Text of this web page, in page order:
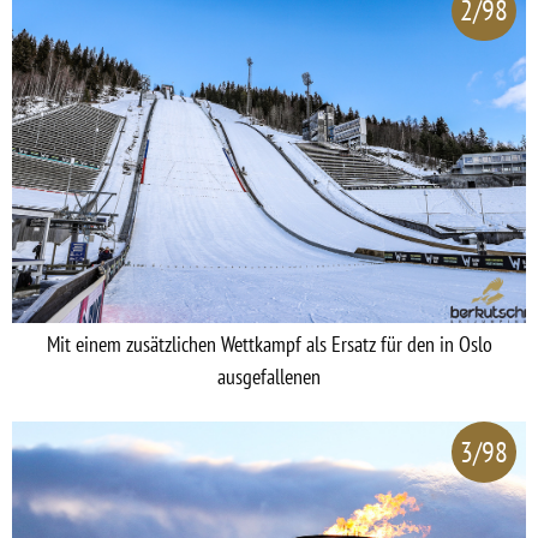
2/98
Mit einem zusätzlichen Wettkampf als Ersatz für den in Oslo
ausgefallenen
3/98